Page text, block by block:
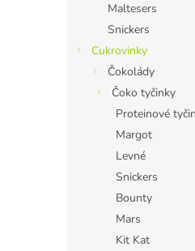
Maltesers
Snickers
Cukrovinky
Čokolády
Čoko tyčinky
Proteinové
Margot
Levné
Snickers
Bounty
Mars
Kit Kat